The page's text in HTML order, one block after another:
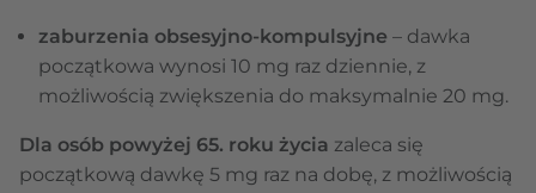
zaburzenia obsesyjno-kompulsyjne – dawka
początkowa wynosi 10 mg raz dziennie, z
możliwością zwiększenia do maksymalnie 20 mg.
Dla osób powyżej 65. roku życia zaleca się
początkową dawkę 5 mg raz na dobę, z możliwością